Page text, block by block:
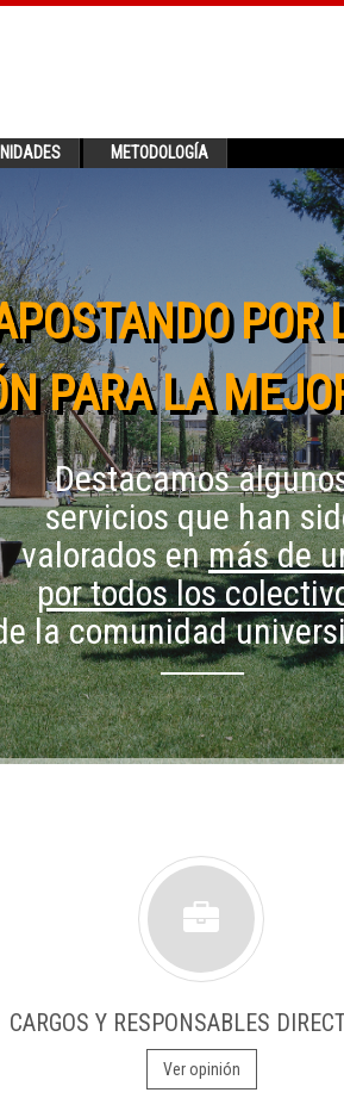
METODOLOGÍA
POR
PARA LA
Destacamos
servicios que han
valorados enmás de
por todos los
la comunidad
CARGOS Y RESPONSABLES
Ver opinión